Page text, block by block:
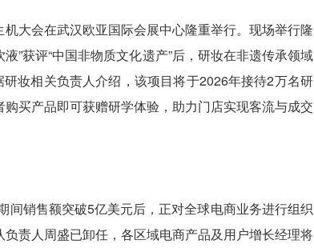
大会在武汉欧亚国际会展中心隆重举行。现场举行隆
”获评“中国非物质文化遗产”后，研妆在非遗传承领域
妆相关负责人介绍，该项目将于2026年接待2万名研
买产品即可获赠研学体验，助力门店实现客流与成交
销售额突破5亿美元后，正对全球电商业务进行组织
责人周盛已卸任，各区域电商产品及用户增长经理将